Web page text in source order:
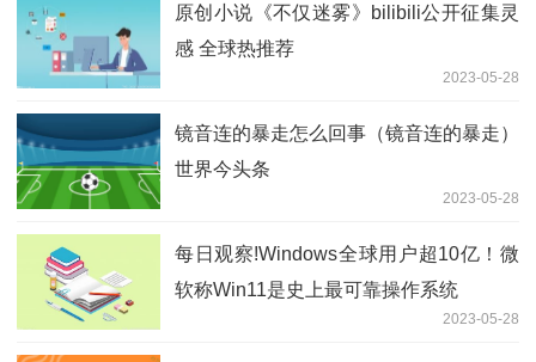
原创小说《不仅迷雾》bilibili公开征集灵
感 全球热推荐
2023-05-28
镜音连的暴走怎么回事（镜音连的暴走）
世界今头条
2023-05-28
每日观察!Windows全球用户超10亿！微
软称Win11是史上最可靠操作系统
2023-05-28